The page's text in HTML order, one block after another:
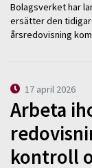
Bolagsverket har
ersätter den
årsredovisning
17 april 2026
Arbeta
kontroll